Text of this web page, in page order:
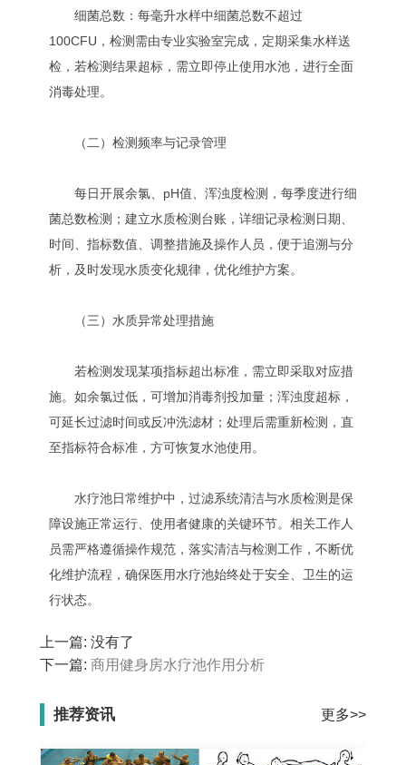
细菌总数：每毫升水样中细菌总数不超过
100CFU，检测需由专业实验室完成，定期采集水样送
检，若检测结果超标，需立即停止使用水池，进行全面
消毒处理。
（二）检测频率与记录管理
每日开展余氯、pH值、浑浊度检测，每季度进行细
菌总数检测；建立水质检测台账，详细记录检测日期、
时间、指标数值、调整措施及操作人员，便于追溯与分
析，及时发现水质变化规律，优化维护方案。
（三）水质异常处理措施
若检测发现某项指标超出标准，需立即采取对应措
施。如余氯过低，可增加消毒剂投加量；浑浊度超标，
可延长过滤时间或反冲洗滤材；处理后需重新检测，直
至指标符合标准，方可恢复水池使用。
水疗池日常维护中，过滤系统清洁与水质检测是保
障设施正常运行、使用者健康的关键环节。相关工作人
员需严格遵循操作规范，落实清洁与检测工作，不断优
化维护流程，确保医用水疗池始终处于安全、卫生的运
行状态。
上一篇: 没有了
下一篇: 商用健身房水疗池作用分析
推荐资讯 更多>>